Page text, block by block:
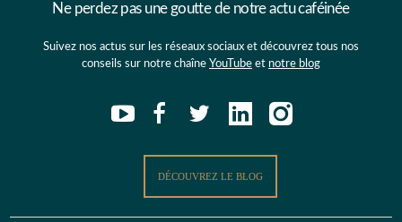
Ne perdez pas une goutte de notre actu caféinée
Suivez nos actus sur les réseaux sociaux et découvrez tous nos
conseils sur notre chaîne YouTube et notre blog
DÉCOUVREZ LE BLOG